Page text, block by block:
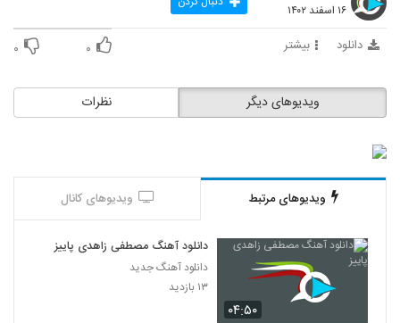
۱۶ اسفند ۱۴۰۲
دانلود بیشتر ۰ ۰
نظرات ویدیوهای دیگر
ویدیوهای مرتبط ویدیوهای کانال
۰۴:۵۰
دانلود آهنگ مصطفی زاهدی پاییز
دانلود آهنگ جدید
۱۳ بازدید